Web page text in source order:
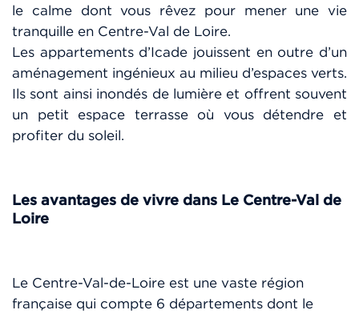
le calme dont vous rêvez pour mener une vie
tranquille en Centre-Val de Loire.
Les appartements d’Icade jouissent en outre d’un
aménagement ingénieux au milieu d’espaces verts.
Ils sont ainsi inondés de lumière et offrent souvent
un petit espace terrasse où vous détendre et
profiter du soleil.
Les avantages de vivre dans Le Centre-Val de
Loire
Le Centre-Val-de-Loire est une vaste région
française qui compte 6 départements dont le